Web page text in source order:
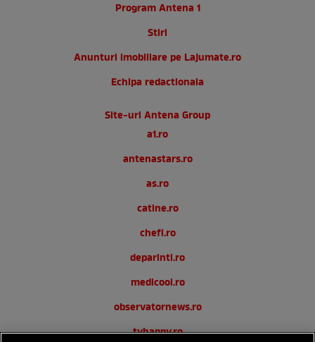
Program Antena 1
Stiri
Anunturi imobiliare pe Lajumate.ro
Echipa redactionala
Site-uri Antena Group
a1.ro
antenastars.ro
as.ro
catine.ro
chefi.ro
deparinti.ro
medicool.ro
observatornews.ro
tvhappy.ro